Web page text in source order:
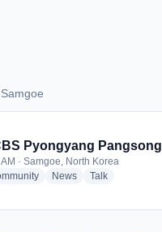
Samgoe
Pyongyang Pangsong
· Samgoe, North Korea
radio stations
Newsradio stations
Talkradio stations